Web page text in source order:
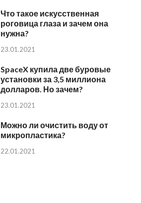
Что такое искусственная
роговица глаза и зачем она
нужна?
23.01.2021
SpaceX купила две буровые
установки за 3,5 миллиона
долларов. Но зачем?
23.01.2021
Можно ли очистить воду от
микропластика?
22.01.2021